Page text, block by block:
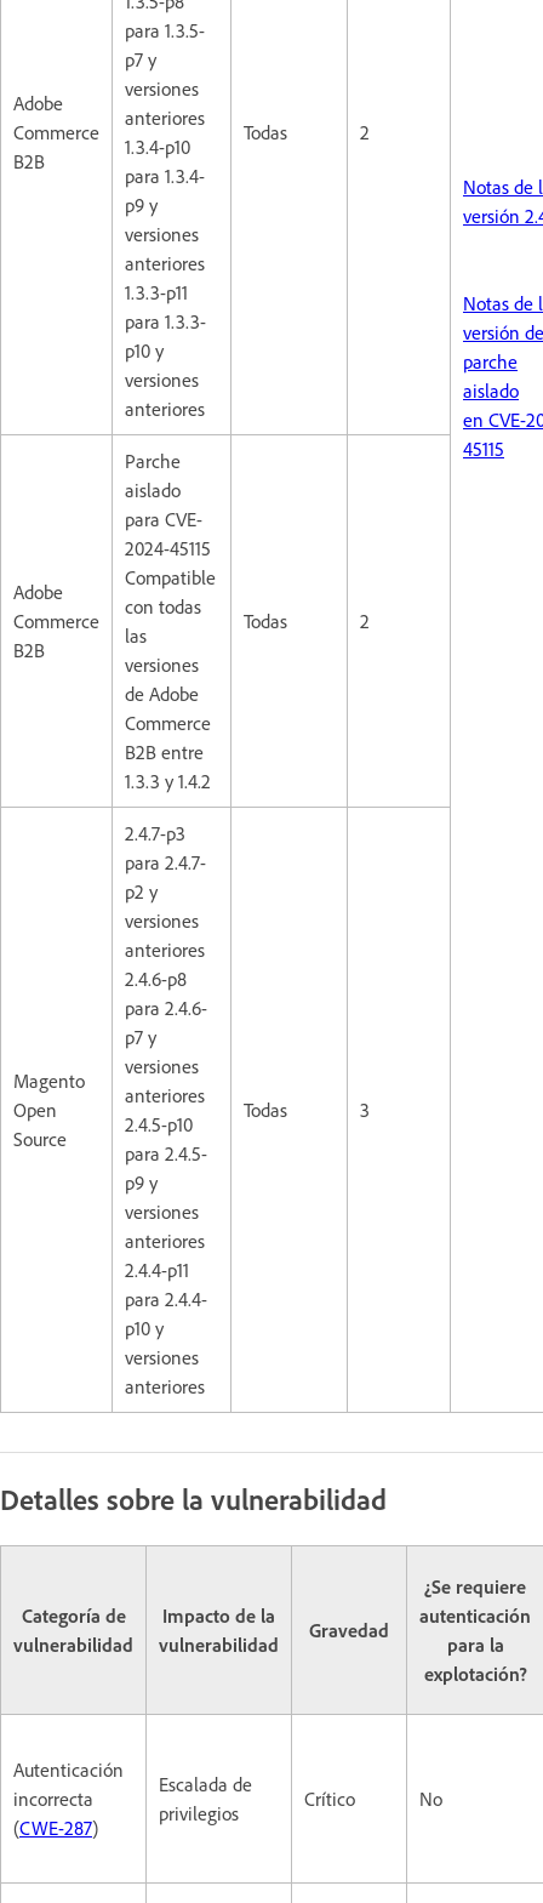
Notas de
versión
Notas de
versión de
parche
aislado
en CVE-
45115
Adobe
Commerce
B2B
para 1.3.5-
p7 y
versiones
anteriores
1.3.4-p10
para 1.3.4-
p9 y
versiones
anteriores
1.3.3-p11
para 1.3.3-
p10 y
versiones
anteriores
Todas 2
Adobe
Commerce
B2B
Parche
aislado
para CVE-
2024-45115
Compatible
con todas
las
versiones
de Adobe
Commerce
B2B entre
1.3.3 y 1.4.2
Todas 2
Magento
Open
Source
2.4.7-p3
para 2.4.7-
p2 y
versiones
anteriores
2.4.6-p8
para 2.4.6-
p7 y
versiones
anteriores
2.4.5-p10
para 2.4.5-
p9 y
versiones
anteriores
2.4.4-p11
para 2.4.4-
p10 y
versiones
anteriores
Todas 3
Detalles sobre la vulnerabilidad
Categoría de
vulnerabilidad
Impacto de la
vulnerabilidad
Gravedad
¿Se requiere
autenticación
para la
explotación?
Autenticación
incorrecta
(CWE-287)
Escalada de
privilegios
Crítico No